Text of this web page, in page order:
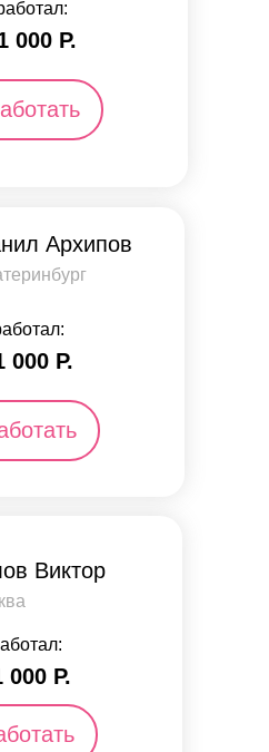
000 Р.
Архипов
000 Р.
Виктор
000 Р.